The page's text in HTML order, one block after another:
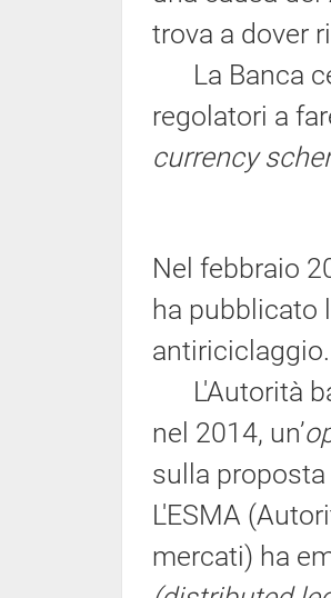
trova a dover
La Banca
regolatori a
currency
Nel febbraio
ha pubblicato
antiriciclaggio.
L'Autorità
nel 2014, un’
sulla
L'ESMA
mercati) ha